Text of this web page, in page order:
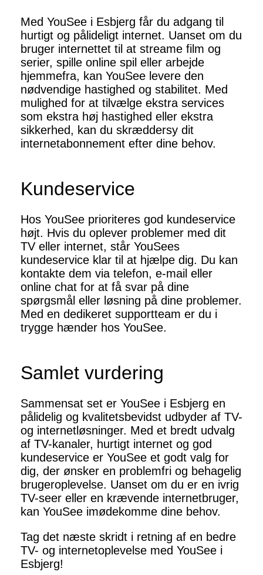
Med YouSee i Esbjerg får du adgang til
hurtigt og pålideligt internet. Uanset om du
bruger internettet til at streame film og
serier, spille online spil eller arbejde
hjemmefra, kan YouSee levere den
nødvendige hastighed og stabilitet. Med
mulighed for at tilvælge ekstra services
som ekstra høj hastighed eller ekstra
sikkerhed, kan du skræddersy dit
internetabonnement efter dine behov.
Kundeservice
Hos YouSee prioriteres god kundeservice
højt. Hvis du oplever problemer med dit
TV eller internet, står YouSees
kundeservice klar til at hjælpe dig. Du kan
kontakte dem via telefon, e-mail eller
online chat for at få svar på dine
spørgsmål eller løsning på dine problemer.
Med en dedikeret supportteam er du i
trygge hænder hos YouSee.
Samlet vurdering
Sammensat set er YouSee i Esbjerg en
pålidelig og kvalitetsbevidst udbyder af TV-
og internetløsninger. Med et bredt udvalg
af TV-kanaler, hurtigt internet og god
kundeservice er YouSee et godt valg for
dig, der ønsker en problemfri og behagelig
brugeroplevelse. Uanset om du er en ivrig
TV-seer eller en krævende internetbruger,
kan YouSee imødekomme dine behov.
Tag det næste skridt i retning af en bedre
TV- og internetoplevelse med YouSee i
Esbjerg!